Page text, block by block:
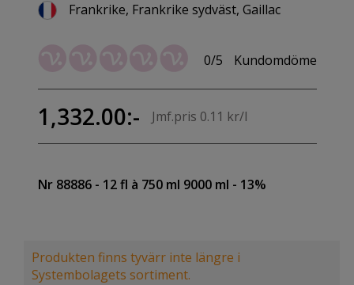
Frankrike, Frankrike sydväst, Gaillac
0/5 Kundomdöme
1,332.00:- Jmf.pris 0.11 kr/l
Nr 88886 - 12 fl à 750 ml 9000 ml - 13%
Produkten finns tyvärr inte längre i
Systembolagets sortiment.